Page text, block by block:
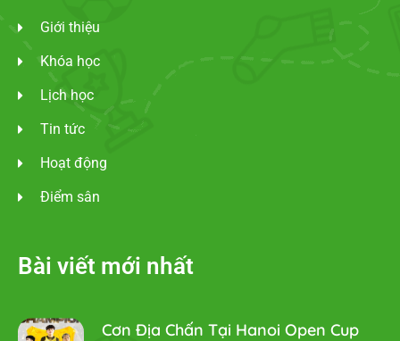
Giới thiệu
Khóa học
Lịch học
Tin tức
Hoạt động
Điểm sân
Bài viết mới nhất
Cơn Địa Chấn Tại Hanoi Open Cup